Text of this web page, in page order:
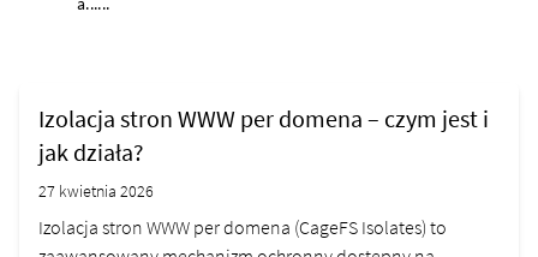
Izolacja stron WWW per domena – czym jest i
jak działa?
27 kwietnia 2026
Izolacja stron WWW per domena (CageFS Isolates) to